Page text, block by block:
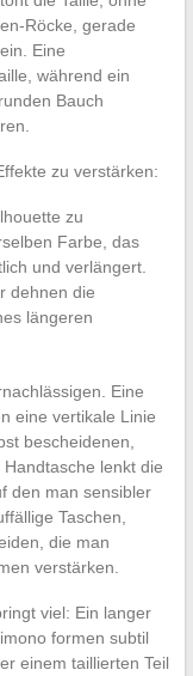
Röcke, gerade
Eine
während ein
Bauch
zu verstärken:
zu
Farbe, das
und verlängert.
dehnen die
längeren
Eine
eine vertikale Linie
bescheidenen,
lenkt die
den man sensibler
Taschen,
die man
verstärken.
viel: Ein langer
formen subtil
einem taillierten Teil